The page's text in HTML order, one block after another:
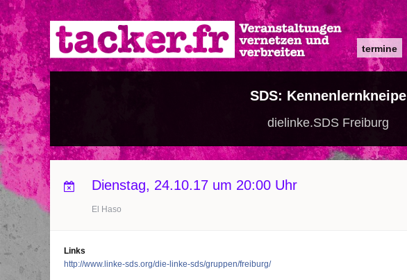
Direkt
zum
Inhalt
Main
navigation
termine
SDS: Kennenlernkneipe
dielinke.SDS Freiburg
Dienstag, 24.10.17 um 20:00 Uhr
El Haso
Links
http://www.linke-sds.org/die-linke-sds/gruppen/freiburg/